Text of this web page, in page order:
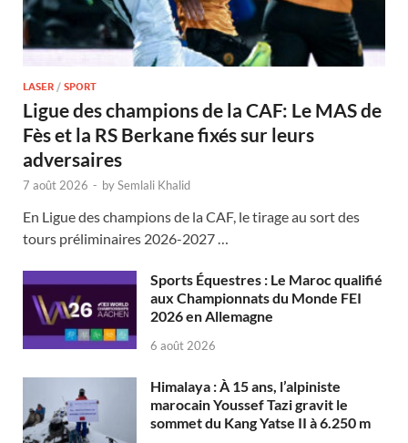
LASER / SPORT
Ligue des champions de la CAF: Le MAS de
Fès et la RS Berkane fixés sur leurs
adversaires
7 août 2026 - bySemlali Khalid
En Ligue des champions de la CAF, le tirage au sort des
tours préliminaires 2026-2027 …
Sports Équestres : Le Maroc qualifié
aux Championnats du Monde FEI
2026 en Allemagne
6 août 2026
Himalaya : À 15 ans, l’alpiniste
marocain Youssef Tazi gravit le
sommet du Kang Yatse II à 6.250 m